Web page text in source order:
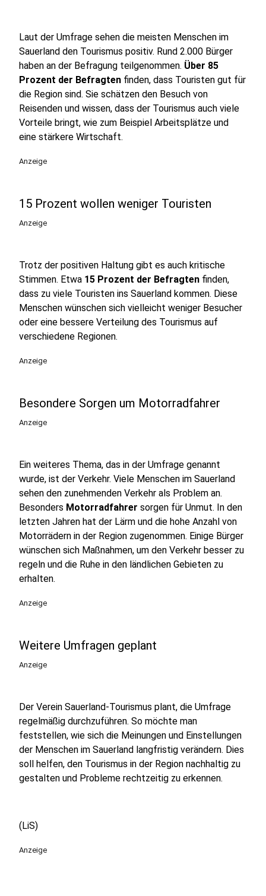
Laut der Umfrage sehen die meisten Menschen im
Sauerland den Tourismus positiv. Rund 2.000 Bürger
haben an der Befragung teilgenommen. Über 85
Prozent der Befragten finden, dass Touristen gut für
die Region sind. Sie schätzen den Besuch von
Reisenden und wissen, dass der Tourismus auch viele
Vorteile bringt, wie zum Beispiel Arbeitsplätze und
eine stärkere Wirtschaft.
Anzeige
15 Prozent wollen weniger Touristen
Anzeige
Trotz der positiven Haltung gibt es auch kritische
Stimmen. Etwa 15 Prozent der Befragten finden,
dass zu viele Touristen ins Sauerland kommen. Diese
Menschen wünschen sich vielleicht weniger Besucher
oder eine bessere Verteilung des Tourismus auf
verschiedene Regionen.
Anzeige
Besondere Sorgen um Motorradfahrer
Anzeige
Ein weiteres Thema, das in der Umfrage genannt
wurde, ist der Verkehr. Viele Menschen im Sauerland
sehen den zunehmenden Verkehr als Problem an.
Besonders Motorradfahrer sorgen für Unmut. In den
letzten Jahren hat der Lärm und die hohe Anzahl von
Motorrädern in der Region zugenommen. Einige Bürger
wünschen sich Maßnahmen, um den Verkehr besser zu
regeln und die Ruhe in den ländlichen Gebieten zu
erhalten.
Anzeige
Weitere Umfragen geplant
Anzeige
Der Verein Sauerland-Tourismus plant, die Umfrage
regelmäßig durchzuführen. So möchte man
feststellen, wie sich die Meinungen und Einstellungen
der Menschen im Sauerland langfristig verändern. Dies
soll helfen, den Tourismus in der Region nachhaltig zu
gestalten und Probleme rechtzeitig zu erkennen.
(LiS)
Anzeige